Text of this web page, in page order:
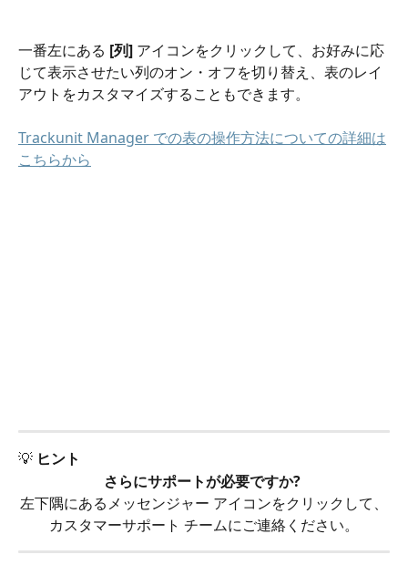
一番左にある [列] アイコンをクリックして、お好みに応
じて表示させたい列のオン・オフを切り替え、表のレイ
アウトをカスタマイズすることもできます。
Trackunit Manager での表の操作方法についての詳細は
こちらから
💡 ヒント
さらにサポートが必要ですか?
左下隅にあるメッセンジャー アイコンをクリックして、
カスタマーサポート チームにご連絡ください。